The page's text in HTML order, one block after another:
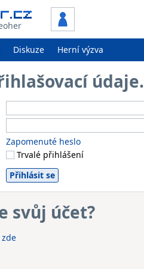
Diskuze Herní výzva
Zapomenuté heslo
Trvalé přihlášení
svůj účet?